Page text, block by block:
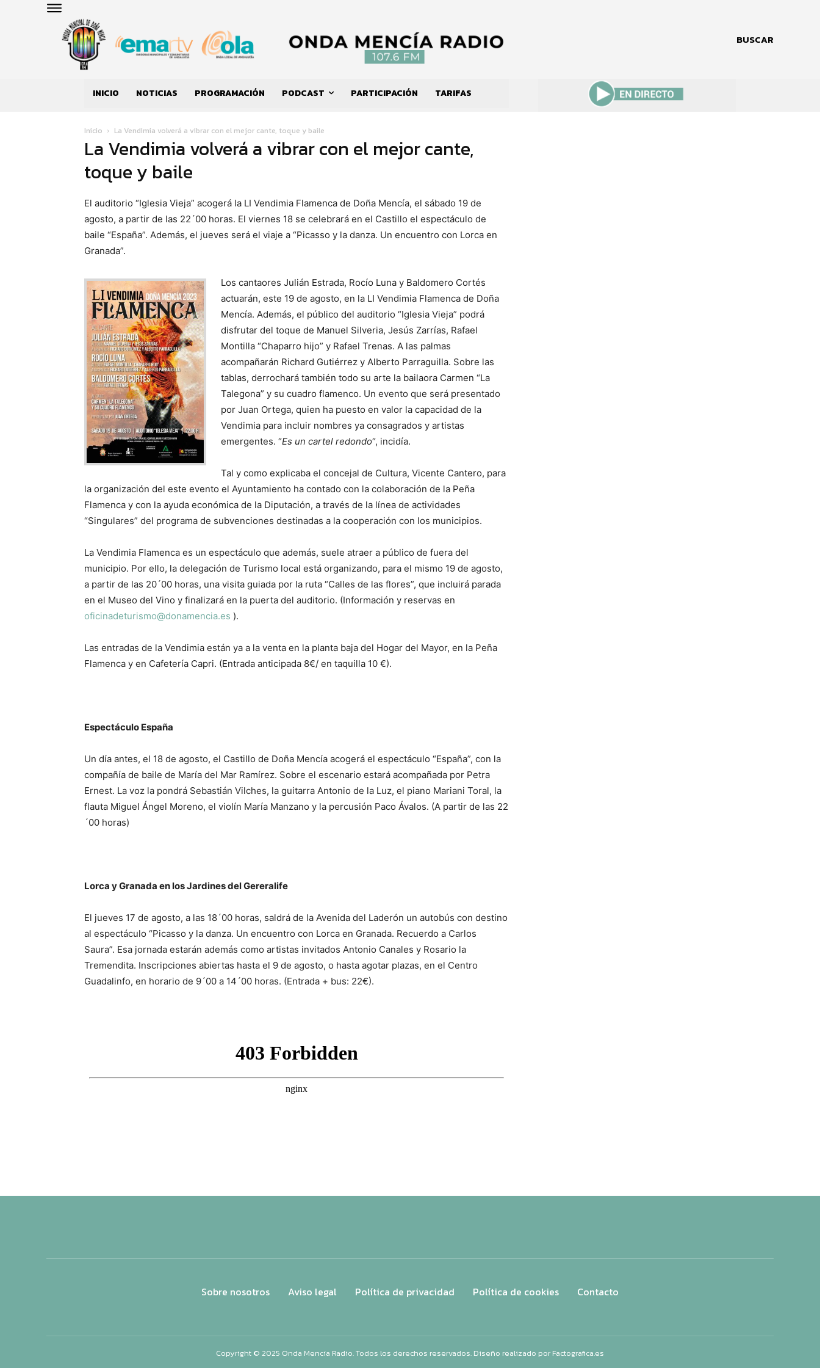
BUSCAR
INICIO NOTICIAS PROGRAMACIÓN PODCAST PARTICIPACIÓN TARIFAS
Inicio La Vendimia volverá a vibrar con el mejor cante, toque y baile
La Vendimia volverá a vibrar con el mejor cante,
toque y baile
El auditorio “Iglesia Vieja” acogerá la LI Vendimia Flamenca de Doña Mencía, el sábado 19 de
agosto, a partir de las 22´00 horas. El viernes 18 se celebrará en el Castillo el espectáculo de
baile “España”. Además, el jueves será el viaje a “Picasso y la danza. Un encuentro con Lorca en
Granada”.
Los cantaores Julián Estrada, Rocío Luna y Baldomero Cortés
actuarán, este 19 de agosto, en la LI Vendimia Flamenca de Doña
Mencía. Además, el público del auditorio “Iglesia Vieja” podrá
disfrutar del toque de Manuel Silveria, Jesús Zarrías, Rafael
Montilla “Chaparro hijo” y Rafael Trenas. A las palmas
acompañarán Richard Gutiérrez y Alberto Parraguilla. Sobre las
tablas, derrochará también todo su arte la bailaora Carmen “La
Talegona” y su cuadro flamenco. Un evento que será presentado
por Juan Ortega, quien ha puesto en valor la capacidad de la
Vendimia para incluir nombres ya consagrados y artistas
emergentes. “Es un cartel redondo“, incidía.
Tal y como explicaba el concejal de Cultura, Vicente Cantero, para
la organización del este evento el Ayuntamiento ha contado con la colaboración de la Peña
Flamenca y con la ayuda económica de la Diputación, a través de la línea de actividades
“Singulares” del programa de subvenciones destinadas a la cooperación con los municipios.
La Vendimia Flamenca es un espectáculo que además, suele atraer a público de fuera del
municipio. Por ello, la delegación de Turismo local está organizando, para el mismo 19 de agosto,
a partir de las 20´00 horas, una visita guiada por la ruta “Calles de las flores”, que incluirá parada
en el Museo del Vino y finalizará en la puerta del auditorio. (Información y reservas en
oficinadeturismo@donamencia.es ).
Las entradas de la Vendimia están ya a la venta en la planta baja del Hogar del Mayor, en la Peña
Flamenca y en Cafetería Capri. (Entrada anticipada 8€/ en taquilla 10 €).
Espectáculo España
Un día antes, el 18 de agosto, el Castillo de Doña Mencía acogerá el espectáculo “España”, con la
compañía de baile de María del Mar Ramírez. Sobre el escenario estará acompañada por Petra
Ernest. La voz la pondrá Sebastián Vilches, la guitarra Antonio de la Luz, el piano Mariani Toral, la
flauta Miguel Ángel Moreno, el violín María Manzano y la percusión Paco Ávalos. (A partir de las 22
´00 horas)
Lorca y Granada en los Jardines del Gereralife
El jueves 17 de agosto, a las 18´00 horas, saldrá de la Avenida del Laderón un autobús con destino
al espectáculo “Picasso y la danza. Un encuentro con Lorca en Granada. Recuerdo a Carlos
Saura”. Esa jornada estarán además como artistas invitados Antonio Canales y Rosario la
Tremendita. Inscripciones abiertas hasta el 9 de agosto, o hasta agotar plazas, en el Centro
Guadalinfo, en horario de 9´00 a 14´00 horas. (Entrada + bus: 22€).
Sobre nosotros Aviso legal Política de privacidad Política de cookies Contacto
Copyright © 2025 Onda Mencía Radio. Todos los derechos reservados. Diseño realizado por Factografica.es